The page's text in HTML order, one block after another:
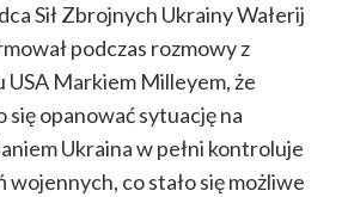
Sił Zbrojnych Ukrainy Wałerij
podczas rozmowy z
USA Markiem Milleyem, że
się opanować sytuację na
Ukraina w pełni kontroluje
wojennych, co stało się możliwe